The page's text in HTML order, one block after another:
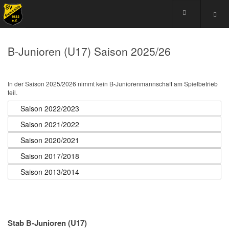
B-Junioren (U17) Saison 2025/26
In der Saison 2025/2026 nimmt kein B-Juniorenmannschaft am Spielbetrieb
teil.
Saison 2022/2023
Saison 2021/2022
Saison 2020/2021
Saison 2017/2018
Saison 2013/2014
Stab B-Junioren (U17)